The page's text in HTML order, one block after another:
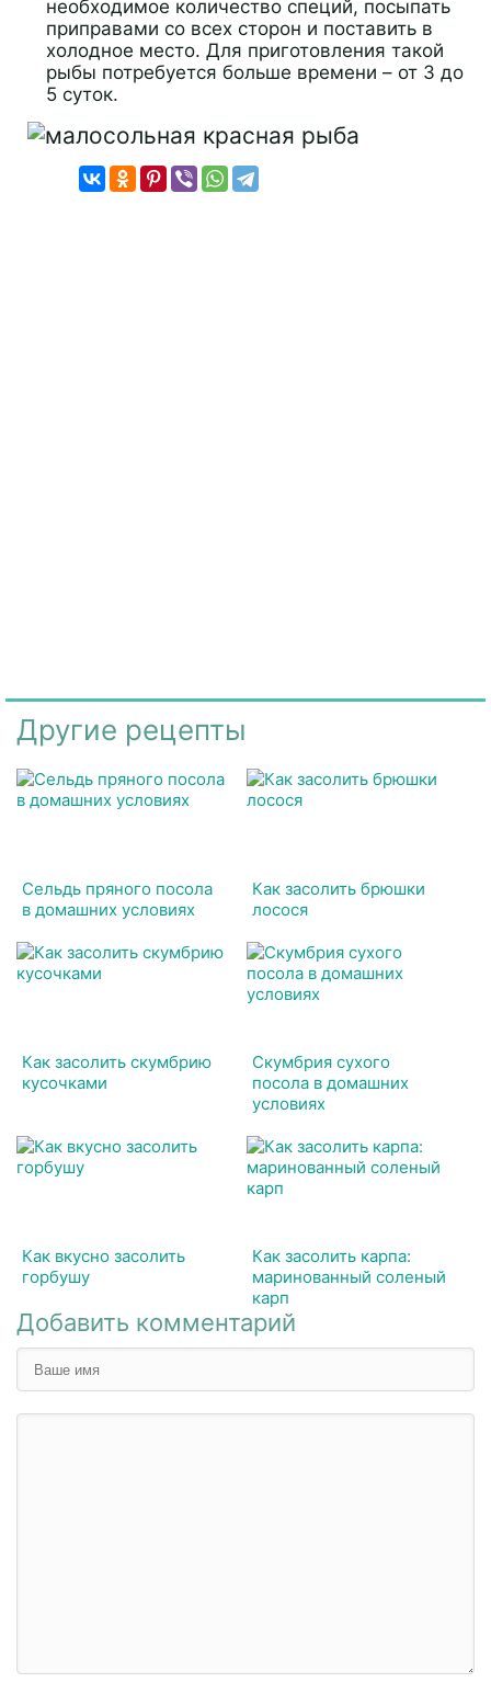
необходимое количество специй, посыпать
приправами со всех сторон и поставить в
холодное место. Для приготовления такой
рыбы потребуется больше времени – от 3 до
5 суток.
Другие рецепты
Сельдь пряного посола
в домашних условиях
Как засолить брюшки
лосося
Как засолить скумбрию
кусочками
Скумбрия сухого
посола в домашних
условиях
Как вкусно засолить
горбушу
Как засолить карпа:
маринованный соленый
карп
Добавить комментарий